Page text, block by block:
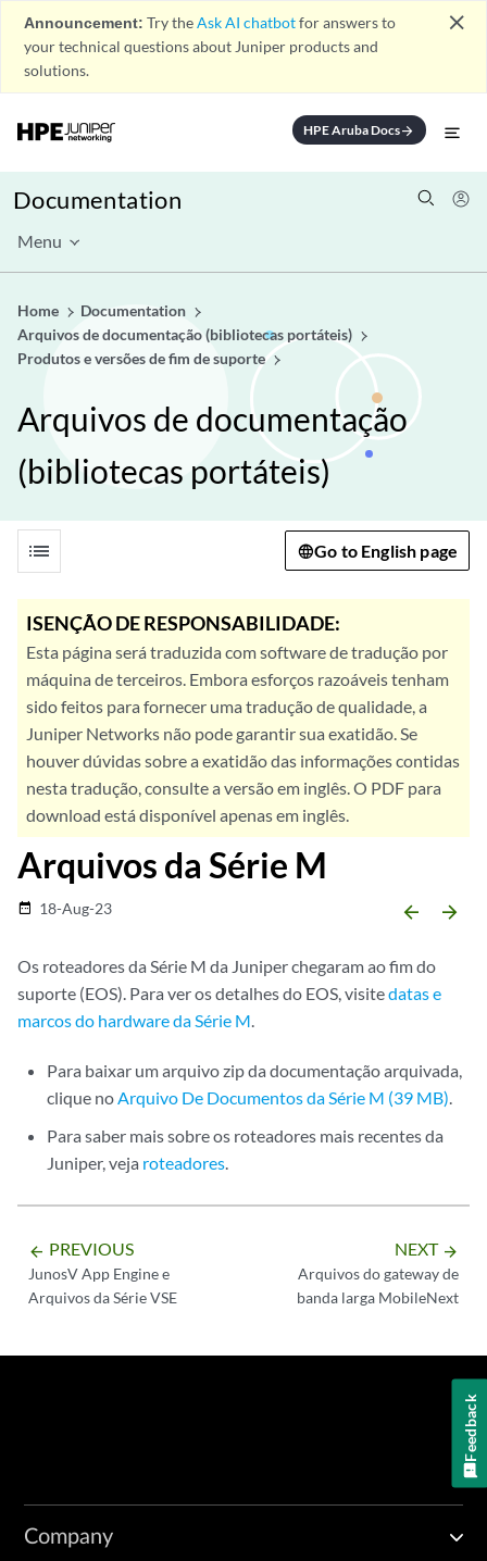
Announcement: Try theAsk AI chatbotfor answers to
your technical questions about Juniper products and
solutions.
close
HPE Aruba Docsarrow_forward
Documentation
Menu
Home
Documentation
Arquivos de documentação (bibliotecas portáteis)
Produtos e versões de fim de suporte
Arquivos de documentação
(bibliotecas portáteis)
list Go to English page
ISENÇÃO DE RESPONSABILIDADE:
Esta página será traduzida com software de tradução por
máquina de terceiros. Embora esforços razoáveis tenham
sido feitos para fornecer uma tradução de qualidade, a
Juniper Networks não pode garantir sua exatidão. Se
houver dúvidas sobre a exatidão das informações contidas
nesta tradução, consulte a versão em inglês. O PDF para
download está disponível apenas em inglês.
Arquivos da Série M
date_range 18-Aug-23 arrow_backward arrow_forward
Os roteadores da Série M da Juniper chegaram ao fim do
suporte (EOS). Para ver os detalhes do EOS, visitedatas e
marcos do hardware da Série M.
Para baixar um arquivo zip da documentação arquivada,
clique noArquivo De Documentos da Série M (39 MB).
Para saber mais sobre os roteadores mais recentes da
Juniper, veja roteadores.
arrow_backward PREVIOUS
JunosV App Engine e
Arquivos da Série VSE
NEXT arrow_forward
Arquivos do gateway de
banda larga MobileNext
Company
Feedback